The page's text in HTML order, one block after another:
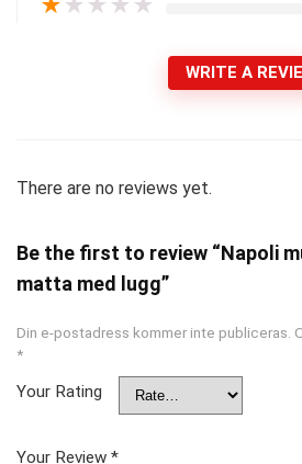
★ ★ ★ ★ ★
WRITE A
There are no reviews yet.
Be the first to review “Napoli
matta med lugg”
Din e-postadress kommer inte publiceras.
*
Your Rating
Your Review *